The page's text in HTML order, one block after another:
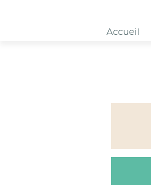
Accueil